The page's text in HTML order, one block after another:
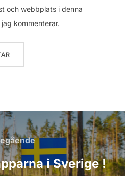
och webbplats i denna
kommenterar.
Föregående
i Sverige !